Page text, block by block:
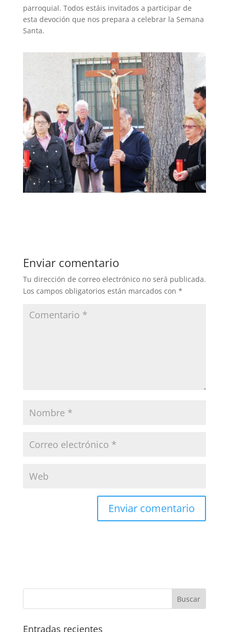
parroquial. Todos estáis invitados a participar de
esta devoción que nos prepara a celebrar la Semana
Santa.
Enviar comentario
Tu dirección de correo electrónico no será publicada.
Los campos obligatorios están marcados con *
Entradas recientes